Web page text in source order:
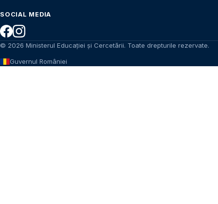
SOCIAL MEDIA
© 2026 Ministerul Educației și Cercetării. Toate drepturile rezervate.
Guvernul României